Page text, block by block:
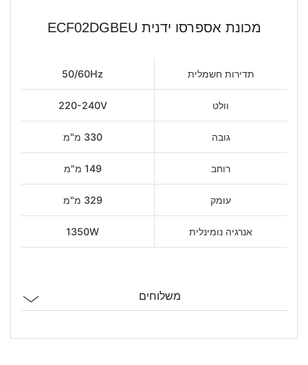
מכונת אספרסו ידנית ECF02DGBEU
תדירות חשמלית 50/60Hz
וולט 220-240V
גובה 330 מ"מ
רוחב 149 מ"מ
עומק 329 מ"מ
אנרגיה נומינלית 1350W
משלוחים